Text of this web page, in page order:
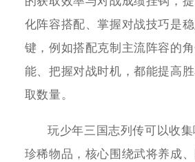
化阵容搭配、掌握对战技巧是
键，例如搭配克制主流阵容的
能、把握对战时机，都能提高
取数量。
玩少年三国志列传可以收
珍稀物品，核心围绕武将养成